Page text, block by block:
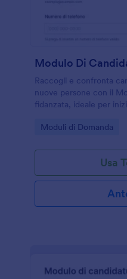
Modulo Di
Raccogli e confronta
nuove persone con il
fidanzata, ideale per
dati e ogni invio del
Go to Category:
Moduli di Domanda
Usa